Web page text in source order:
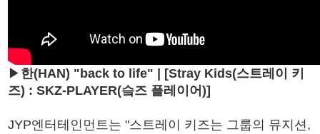
▶ 한(HAN) "back to life" | [Stray Kids(스트레이 키
즈) : SKZ-PLAYER(슼즈 플레이어)]
JYP엔터테인먼트는 "스트레이 키즈는 그룹의 뮤지션,